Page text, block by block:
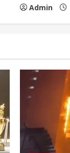
Admin